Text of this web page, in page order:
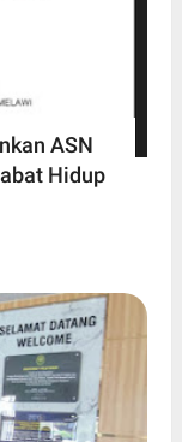
ASN
Hidup